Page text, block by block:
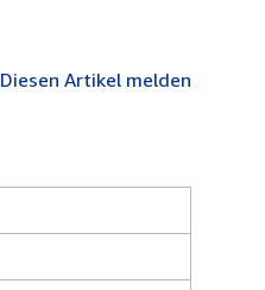
Diesen Artikel melden